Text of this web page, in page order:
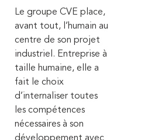
Le groupe CVE place,
avant tout, l’humain au
centre de son projet
industriel. Entreprise à
taille humaine, elle a
fait le choix
d’internaliser toutes
les compétences
nécessaires à son